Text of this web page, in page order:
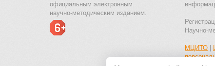
официальным электронным
научно-методическим изданием.
Научно-
МЦИТО